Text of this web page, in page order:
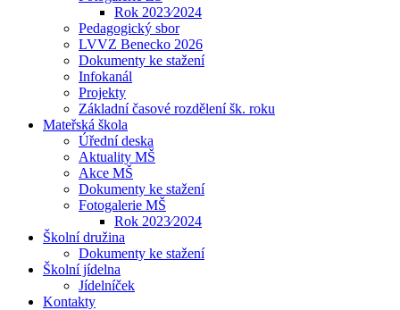
Rok 2023⁄2024
Pedagogický sbor
LVVZ Benecko 2026
Dokumenty ke stažení
Infokanál
Projekty
Základní časové rozdělení šk. roku
Mateřská škola
Úřední deska
Aktuality MŠ
Akce MŠ
Dokumenty ke stažení
Fotogalerie MŠ
Rok 2023⁄2024
Školní družina
Dokumenty ke stažení
Školní jídelna
Jídelníček
Kontakty